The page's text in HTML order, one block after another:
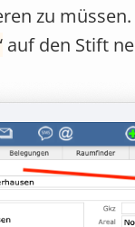
zu
auf den Stift